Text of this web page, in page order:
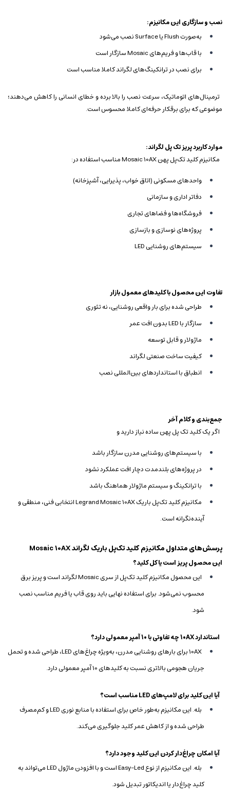
نصب و سازگاریاین مکانیزم:
به‌صورت Flush یا Surface نصب می‌شود
با قاب‌ها و فریم‌های Mosaic سازگار است
برای نصب در ترانکینگ‌های لگراند کاملا مناسب است
ترمینال‌های اتوماتیک، سرعت نصب را بالا برده و خطای انسانی را کاهش می‌دهند؛
موضوعی که برای برقکار حرفه‌ای کاملا محسوس است.
موارد کاربرد پریز تک پل لگراند:
مکانیزم کلید تک‌پل پهن Mosaic 10AX مناسب استفاده در:
واحدهای مسکونی (اتاق خواب، پذیرایی، آشپزخانه)
دفاتر اداری و سازمانی
فروشگاه‌ها و فضاهای تجاری
پروژه‌های نوسازی و بازسازی
سیستم‌های روشنایی LED
تفاوت این محصول با کلیدهای معمول بازار
طراحی شده برای بار واقعی روشنایی، نه تئوری
سازگار با LED بدون افت عمر
ماژولار و قابل توسعه
کیفیت ساخت صنعتی لگراند
انطباق با استانداردهای بین‌المللی نصب
جمع‌بندی و کلام آخر
اگر یک کلید تک پل پهن ساده نیاز دارید و
با سیستم‌های روشنایی مدرن سازگار باشد
در پروژه‌های بلندمدت دچار افت عملکرد نشود
با ترانکینگ و سیستم ماژولار هماهنگ باشد
مکانیزم کلید تک‌پل باریک Legrand Mosaic 10AX انتخابی فنی، منطقی و
آینده‌نگرانه است.
پرسش‌های متداول مکانیزم کلید تک‌پل باریک لگراند Mosaic 10AX
این محصول پریز است یا کل کلید؟
این محصول مکانیزم کلید تک‌پل از سری Mosaic لگراند است و پریز برق
محسوب نمی‌شود. برای استفاده نهایی باید روی قاب یا فریم مناسب نصب
شود.
استاندارد 10AX چه تفاوتی با 10 آمپر معمولی دارد؟
10AX برای بارهای روشنایی مدرن، به‌ویژه چراغ‌های LED، طراحی شده و تحمل
جریان هجومی بالاتری نسبت به کلیدهای 10 آمپر معمولی دارد.
آیا این کلید برای لامپ‌های LED مناسب است؟
بله. این مکانیزم به‌طور خاص برای استفاده با منابع نوری LED و کم‌مصرف
طراحی شده و از کاهش عمر کلید جلوگیری می‌کند.
آیا امکان چراغ‌دار کردن این کلید وجود دارد؟
بله. این مکانیزم از نوع Easy-Led است و با افزودن ماژول LED می‌تواند به
کلید چراغ‌دار یا اندیکاتور تبدیل شود.